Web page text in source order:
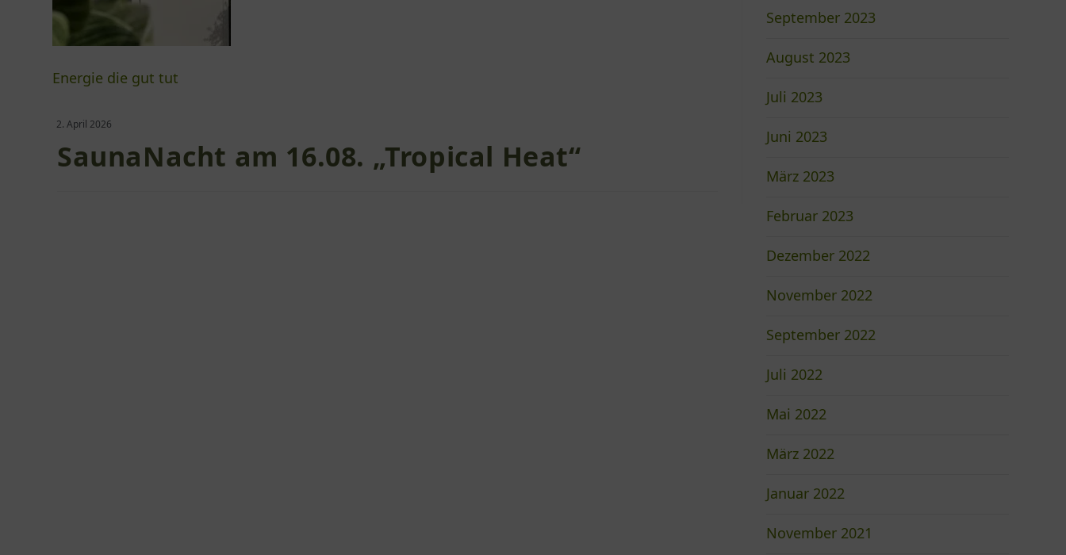
Energie die gut tut
2. April 2026
SaunaNacht am 16.08. „Tropical Heat“
September 2023
August 2023
Juli 2023
Juni 2023
März 2023
Februar 2023
Dezember 2022
November 2022
September 2022
Juli 2022
Mai 2022
März 2022
Januar 2022
November 2021